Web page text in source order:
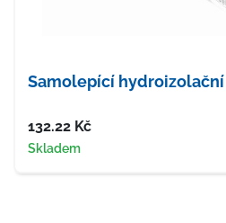
Samolepící
Cena
132.22 Kč
Dostupnost
Skladem